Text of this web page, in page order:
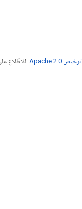
ترخيص Apache 2.0‏
. للاطّلاع على